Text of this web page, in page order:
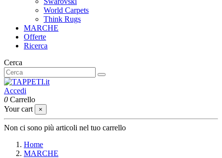
World Carpets
Think Rugs
MARCHE
Offerte
Ricerca
Cerca
Accedi
0 Carrello
Your cart
×
Non ci sono più articoli nel tuo carrello
Home
MARCHE